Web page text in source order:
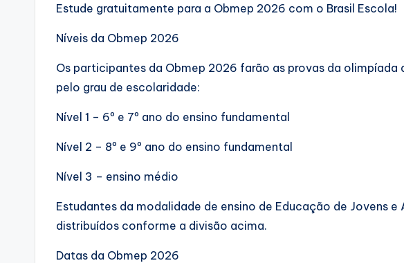
Estude gratuitamente para a Obmep 2026 com o Brasil Escola!
Níveis da Obmep 2026
Os participantes da Obmep 2026 farão as provas da
pelo grau de escolaridade:
Nível 1 – 6º e 7º ano do ensino fundamental
Nível 2 – 8º e 9º ano do ensino fundamental
Nível 3 – ensino médio
Estudantes da modalidade de ensino de Educação de Jovens
distribuídos conforme a divisão acima.
Datas da Obmep 2026